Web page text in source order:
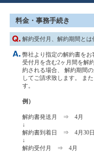
料金・事務手続き
解約受付月、解約期間とは
弊社より指定の解約書を
受付月を含む2ヶ月間を解
約される場合、 解約期間
してご請求致します。 ま
す。
例）
解約書発送月 ⇒ 4月
↓
解約書到着日 ⇒ 4月30日
↓
解約受付月 ⇒ 4月